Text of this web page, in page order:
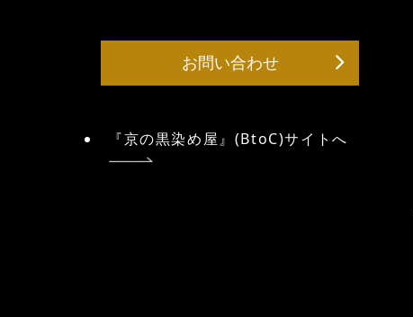
お問い合わせ
『京の黒染め屋』(BtoC)サイトへ